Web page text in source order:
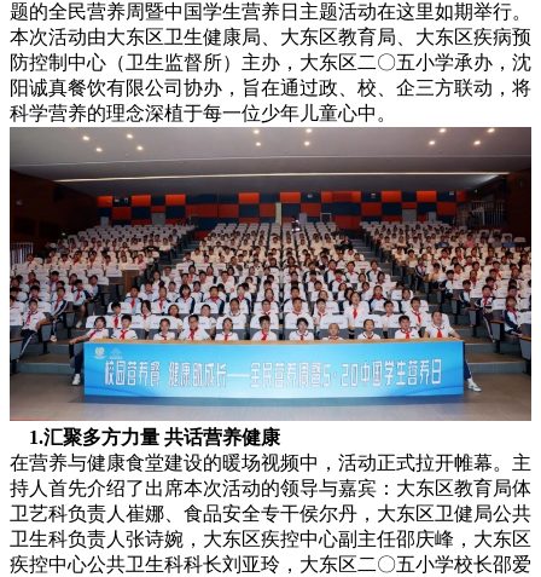
题的全民营养周暨中国学生营养日主题活动在这里如期举行。
本次活动由大东区卫生健康局、大东区教育局、大东区疾病预
防控制中心（卫生监督所）主办，大东区二〇五小学承办，沈
阳诚真餐饮有限公司协办，旨在通过政、校、企三方联动，将
科学营养的理念深植于每一位少年儿童心中。
1.汇聚多方力量 共话营养健康
在营养与健康食堂建设的暖场视频中，活动正式拉开帷幕。主
持人首先介绍了出席本次活动的领导与嘉宾：大东区教育局体
卫艺科负责人崔娜、食品安全专干侯尔丹，大东区卫健局公共
卫生科负责人张诗婉，大东区疾控中心副主任邵庆峰，大东区
疾控中心公共卫生科科长刘亚玲，大东区二〇五小学校长邵爱